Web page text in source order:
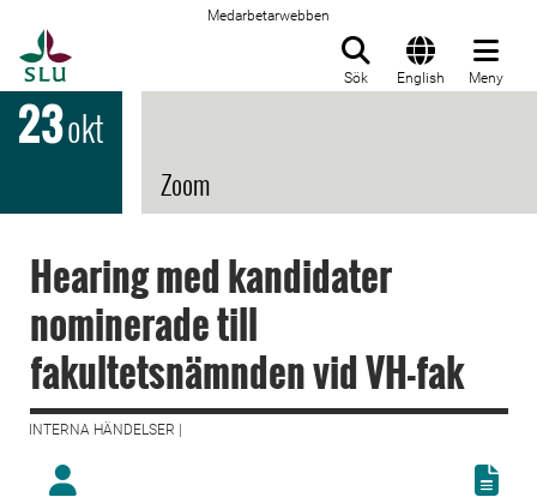
Medarbetarwebben
Sök English Meny
23okt
Zoom
Hearing med kandidater
nominerade till
fakultetsnämnden vid VH-fak
INTERNA HÄNDELSER |